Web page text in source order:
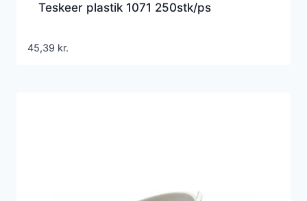
Teskeer plastik 1071 250stk/ps
45,39 kr.